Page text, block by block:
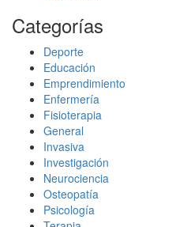
Categorías
Deporte
Educación
Emprendimiento
Enfermería
Fisioterapia
General
Invasiva
Investigación
Neurociencia
Osteopatía
Psicología